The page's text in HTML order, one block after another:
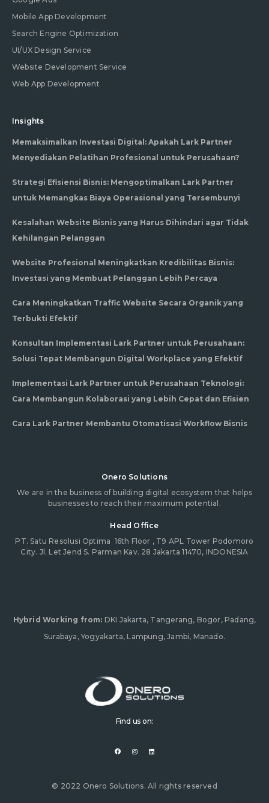
Mobile App Development
Search Engine Optimization
UI/UX Design Service
Website Development Service
Web App Development
Insights
Memaksimalkan Investasi Digital: Apakah Lark Partner
Menyediakan Pelatihan Profesional untuk Perusahaan?
Strategi Efisiensi Bisnis: Mengoptimalkan Lark Partner
untuk Memangkas Biaya Operasional yang Tersembunyi
Kesalahan Website Bisnis yang Harus Dihindari agar Tidak
Kehilangan Pelanggan
Website Profesional Meningkatkan Kredibilitas Bisnis:
Investasi yang Membuat Pelanggan Lebih Percaya
Cara Meningkatkan Traffic Website Secara Organik yang
Terbukti Efektif
Konsultan Implementasi Lark Partner untuk Perusahaan:
Solusi Tepat Membangun Digital Workplace yang Efektif
Implementasi Lark Partner untuk Perusahaan Teknologi:
Cara Membangun Kolaborasi yang Lebih Cepat dan Efisien
Cara Lark Partner Membantu Otomatisasi Workflow Bisnis
Onero Solutions
We are in the business of building digital ecosystem that helps
businesses to reach their maximum potential.
Head Office
PT. Satu Resolusi Optima 16th Floor , T9 APL Tower Podomoro
City. Jl. Let Jend S. Parman Kav. 28 Jakarta 11470, INDONESIA
Hybrid Working from: DKI Jakarta, Tangerang, Bogor, Padang,
Surabaya, Yogyakarta, Lampung, Jambi, Manado.
Find us on:
a
c
o
k
n
s
a
i
n
n
© 2022 Onero Solutions. All rights reserved